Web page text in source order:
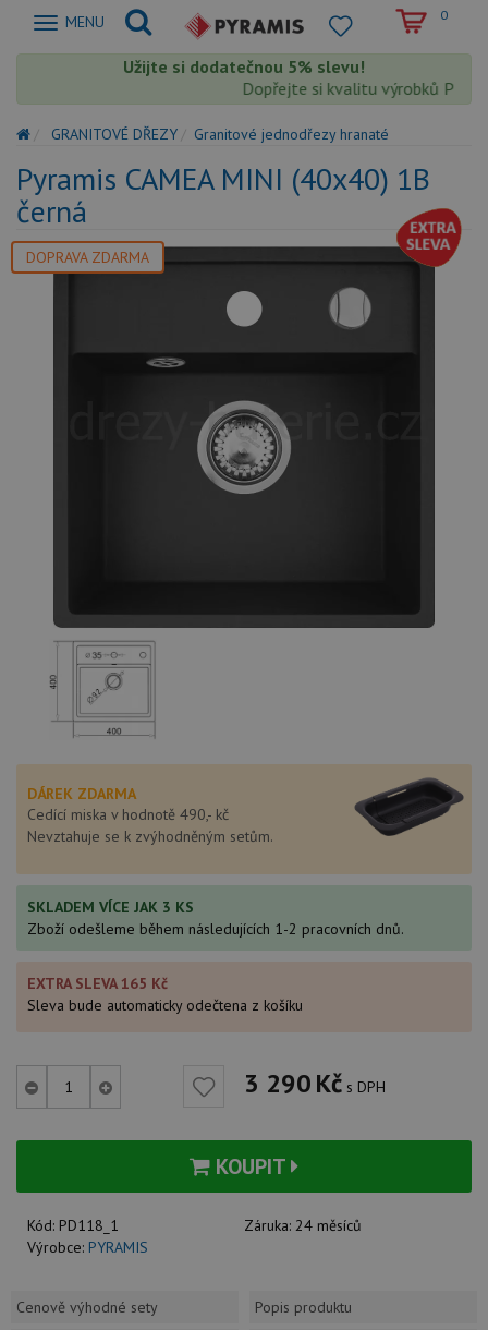
Zobrazit
MENU 0
Užijte si dodatečnou 5% slevu!
Dopřejte si kvalitu výrobků
GRANITOVÉ DŘEZY Granitové jednodřezy hranaté
Pyramis CAMEA MINI (40x40) 1B
černá
DOPRAVA ZDARMA
DÁREK ZDARMA
Cedící miska v hodnotě 490,- kč
Nevztahuje se k zvýhodněným setům.
SKLADEM VÍCE JAK 3 KS
Zboží odešleme během následujících 1-2 pracovních dnů.
EXTRA SLEVA 165 Kč
Sleva bude automaticky odečtena z košíku
3 290Kč s DPH
KOUPIT
Kód: PD118_1 Záruka: 24 měsíců
Výrobce: PYRAMIS
Cenově výhodné sety
Popis produktu